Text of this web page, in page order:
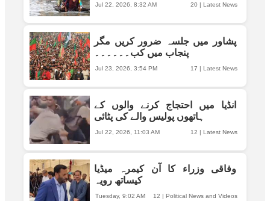
20 | Latest News
Jul 22, 2026, 8:32 AM
پشاور میں جلسہ ضرور کریں مگر
پنجاب میں کب۔۔۔۔۔۔
17 | Latest News
Jul 23, 2026, 3:54 PM
انڈیا میں احتجاج کرنے والوں کے
ہاتھوں پولیس والے کی پٹائی
12 | Latest News
Jul 22, 2026, 11:03 AM
وفاقی وزراء کا آن کیمرہ میڈیا
کیساتھ رویہ
12 | Political News and Videos
Tuesday, 9:02 AM